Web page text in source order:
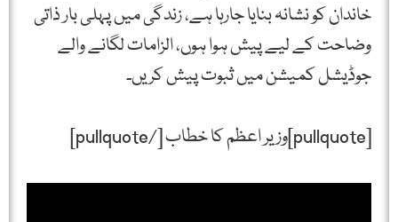
خاندان کو نشانہ بنایا جارہا ہے، زندگی میں پہلی بار ذاتی
وضاحت کے لیے پیش ہوا ہوں، الزامات لگانے والے
جوڈیشل کمیشن میں ثبوت پیش کریں۔
[pullquote]وزیر اعظم کا خطاب [/pullquote]